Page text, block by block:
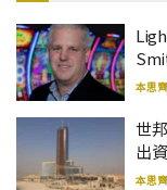
本思齊
世
出
本思齊